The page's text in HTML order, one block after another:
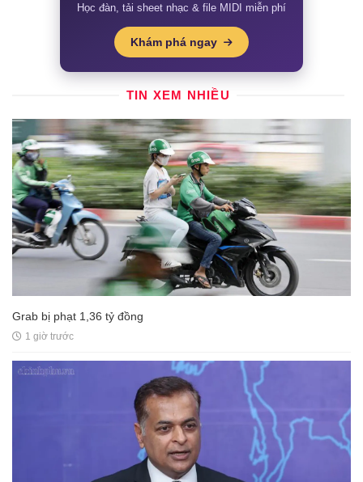
Học đàn, tải sheet nhạc & file MIDI miễn phí
Khám phá ngay
TIN XEM NHIỀU
Grab bị phạt 1,36 tỷ đồng
1 giờ trước